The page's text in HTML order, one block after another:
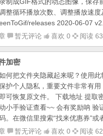
制成GIF格式的动态图像，保存
整循环播放次数、调整播放速
releases 2020-06-07
暂无评论 喜欢 0 阅读
加密
何把文件夹隐藏起来呢？使用
护个人隐私，重要文件非常有
即可恢复原文件。 下载地址 提取
小手验证查看~~ 会有奖励呐 验
。在微信里搜索“找来优惠券”或
暂无评论 喜欢 0 阅读